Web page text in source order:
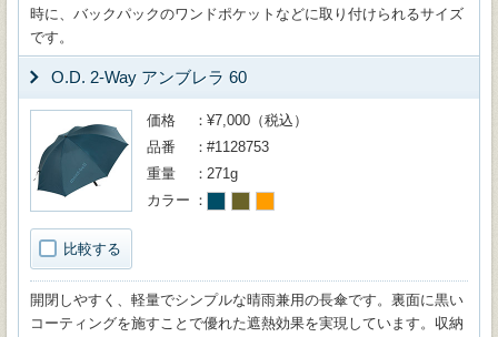
時に、バックパックのワンドポケットなどに取り付けられるサイズ
です。
O.D. 2-Way アンブレラ 60
比較する
価格
¥7,000（税込）
品番
#1128753
重量
271g
カラー
開閉しやすく、軽量でシンプルな晴雨兼用の長傘です。裏面に黒い
コーティングを施すことで優れた遮熱効果を実現しています。収納